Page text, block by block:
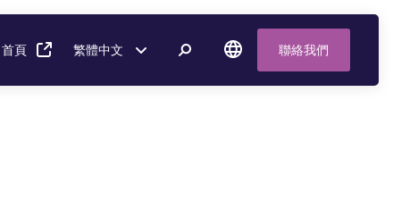
頁 繁體中文 聯絡我們